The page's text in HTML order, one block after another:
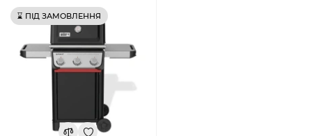
⌛ ПІД ЗАМОВЛЕННЯ